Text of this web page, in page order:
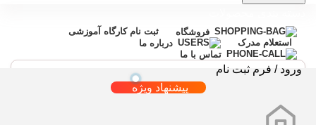
فروشگاه
ثبت نام کارگاه آموزشی
استعلام مدرک
درباره ما
تماس با ما
ورود / فرم ثبت نام
پیشنهاد ویژه